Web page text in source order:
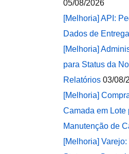
05/08/2026
[Melhoria] API:
Dados de
[Melhoria]
para Status da
Relatórios 03/08/
[Melhoria]
Camada em Lote
Manutenção de
[Melhoria]